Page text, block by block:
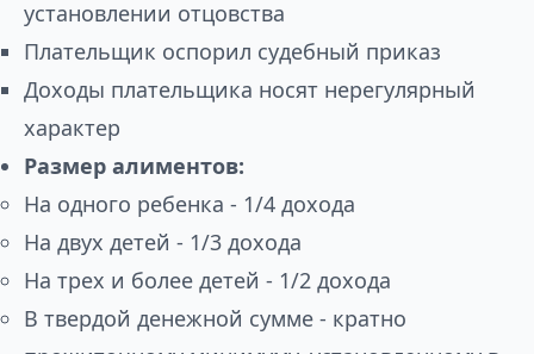
установлении отцовства
Плательщик оспорил судебный приказ
Доходы плательщика носят нерегулярный
характер
Размер алиментов:
На одного ребенка - 1/4 дохода
На двух детей - 1/3 дохода
На трех и более детей - 1/2 дохода
В твердой денежной сумме - кратно